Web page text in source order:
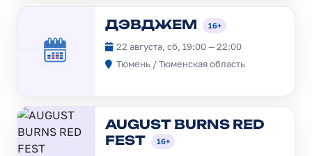
ДЭВДЖЕМ 16+
22 августа, сб, 19:00 — 22:00
Тюмень / Тюменская область
AUGUST BURNS RED
FEST
16+